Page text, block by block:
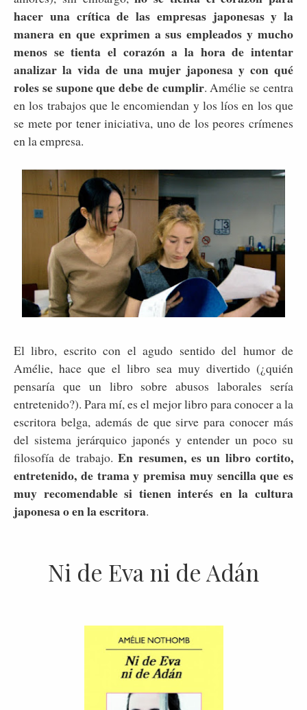
hacer una crítica de las empresas japonesas y la
manera en que exprimen a sus empleados y mucho
menos se tienta el corazón a la hora de intentar
analizar la vida de una mujer japonesa y con qué
roles se supone que debe de cumplir. Amélie se centra
en los trabajos que le encomiendan y los líos en los que
se mete por tener iniciativa, uno de los peores crímenes
en la empresa.
El libro, escrito con el agudo sentido del humor de
Amélie, hace que el libro sea muy divertido (¿quién
pensaría que un libro sobre abusos laborales sería
entretenido?). Para mí, es el mejor libro para conocer a la
escritora belga, además de que sirve para conocer más
del sistema jerárquico japonés y entender un poco su
filosofía de trabajo.En resumen, es un libro cortito,
entretenido, de trama y premisa muy sencilla que es
muy recomendable si tienen interés en la cultura
japonesa o en la escritora.
Ni de Eva ni de Adán